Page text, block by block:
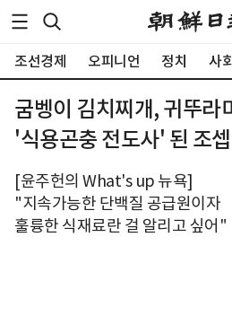
조선경제 오피니언 정치 사
굼벵이 김치찌개, 귀뚜
'식용곤충 전도사' 된 조
[윤주헌의 What's up 뉴욕]
"지속가능한 단백질 공급원이자
훌륭한 식재료란 걸 알리고 싶어"